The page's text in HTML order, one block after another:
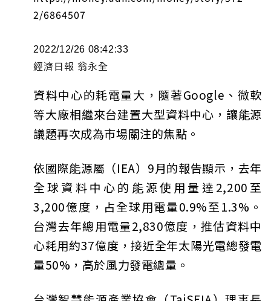
2/6864507
2022/12/26 08:42:33
經濟日報 翁永全
資料中心的耗電量大，隨著Google、微軟
等大廠相繼來台建置大型資料中心，讓能源
議題再次成為市場關注的焦點。
依國際能源屬（IEA）9月的報告顯示，去年
全球資料中心的能源使用量達2,200至
3,200億度，占全球用電量0.9%至1.3%。
台灣去年總用電量2,830億度，推估資料中
心耗用約37億度，接近全年太陽光電總發電
量50%，高於風力發電總量。